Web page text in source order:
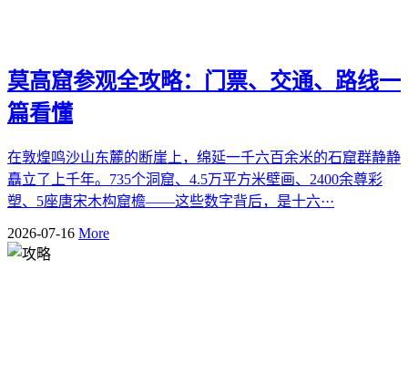
莫高窟参观全攻略：门票、交通、路线一
篇看懂
在敦煌鸣沙山东麓的断崖上，绵延一千六百余米的石窟群静静
矗立了上千年。735个洞窟、4.5万平方米壁画、2400余尊彩
塑、5座唐宋木构窟檐——这些数字背后，是十六···
2026-07-16 More